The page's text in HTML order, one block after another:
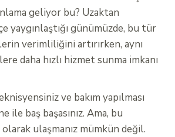
geliyor bu? Uzaktan
yaygınlaştığı günümüzde, bu tür
verimliliğini artırırken, aynı
daha hızlı hizmet sunma imkanı
ve bakım yapılması
ile baş başasınız. Ama, bu
ulaşmanız mümkün değil.